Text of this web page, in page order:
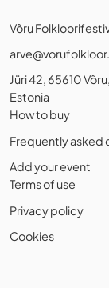
Võru
Jüri 42, 65610
Estonia
How to buy
Frequently asked
Add your event
Terms of use
Privacy policy
Cookies